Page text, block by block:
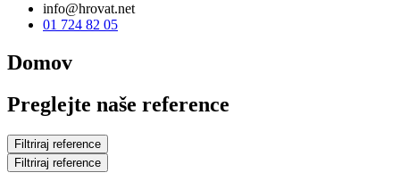
info@hrovat.net
01 724 82 05
Domov
Preglejte naše reference
Filtriraj reference
Filtriraj reference